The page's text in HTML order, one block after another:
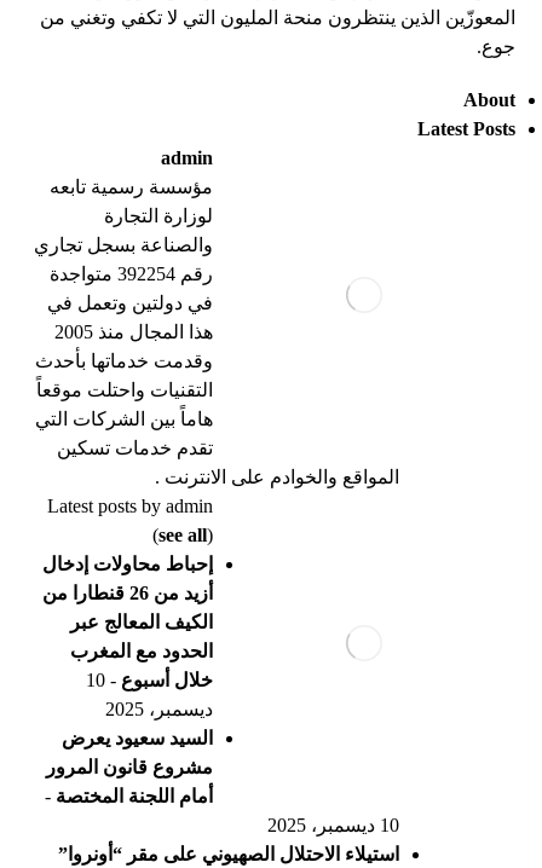
المعوزّين الذين ينتظرون منحة المليون التي لا تكفي وتغني من
جوع.
About
Latest Posts
admin
مؤسسة رسمية تابعه
لوزارة التجارة
والصناعة بسجل تجاري
رقم 392254 متواجدة
في دولتين وتعمل في
هذا المجال منذ 2005
وقدمت خدماتها بأحدث
التقنيات واحتلت موقعاً
هاماً بين الشركات التي
تقدم خدمات تسكين
المواقع والخوادم على الانترنت .
Latest posts by admin
(see all)
إحباط محاولات إدخال
أزيد من 26 قنطارا من
الكيف المعالج عبر
الحدود مع المغرب
خلال أسبوع
- 10
ديسمبر، 2025
السيد سعيود يعرض
مشروع قانون المرور
أمام اللجنة المختصة -
10 ديسمبر، 2025
استيلاء الاحتلال الصهيوني على مقر “أونروا”